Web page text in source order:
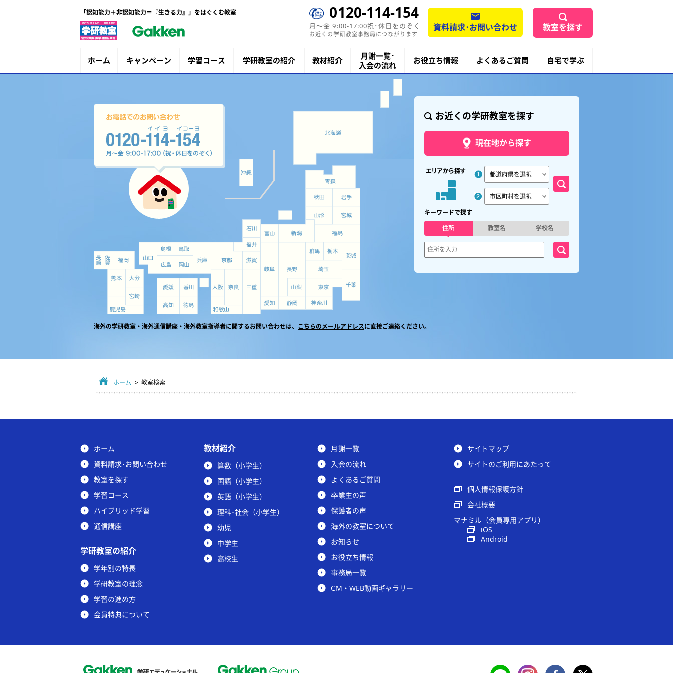
「認知能力＋非認知能力＝『生きる力』」をはぐくむ教室 0120-114-154
月〜金 9:00-17:00祝･休日をのぞく
お近くの学研教室事務局につながります
資料請求･お問い合わせ 教室を探す
ホーム キャンペーン 学習コース 学研教室の紹介 教材紹介
月謝一覧･
入会の流れ
お役立ち情報 よくあるご質問 自宅で学ぶ
お近くの学研教室を探す
現在地から探す
エリアから探す
キーワードで探す
住所
教室名 学校名
海外の学研教室・海外通信講座・海外教室指導者に関するお問い合わせは、 こちらのメールアドレスに直接ご連絡ください。
ホーム > 教室検索
ホーム
資料請求･お問い合わせ
教室を探す
学習コース
ハイブリッド学習
通信講座
学研教室の紹介
学年別の特長
学研教室の理念
学習の進め方
会員特典について
教材紹介
算数（小学生）
国語（小学生）
英語（小学生）
理科･社会（小学生）
幼児
中学生
高校生
月謝一覧
入会の流れ
よくあるご質問
卒業生の声
保護者の声
海外の教室について
お知らせ
お役立ち情報
事務局一覧
CM・WEB動画ギャラリー
サイトマップ
サイトのご利用にあたって
個人情報保護方針
会社概要
マナミル（会員専用アプリ）
iOS
Android